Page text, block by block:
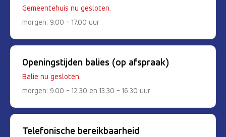
Gemeentehuis nu gesloten.
morgen: 9.00 - 17.00 uur
Openingstijden balies (op afspraak)
Balie nu gesloten.
morgen: 9.00 - 12.30 en 13.30 - 16.30 uur
Telefonische bereikbaarheid